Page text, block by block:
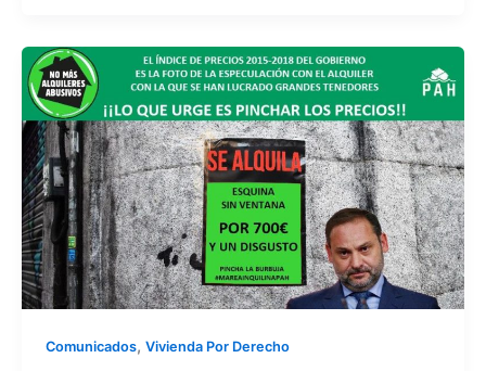
Comunicados, Vivienda Por Derecho